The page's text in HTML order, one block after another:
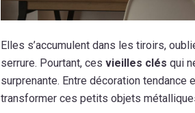
Elles s’accumulent dans les tiroirs,
serrure. Pourtant, ces vieilles clés qui
surprenante. Entre décoration
transformer ces petits objets